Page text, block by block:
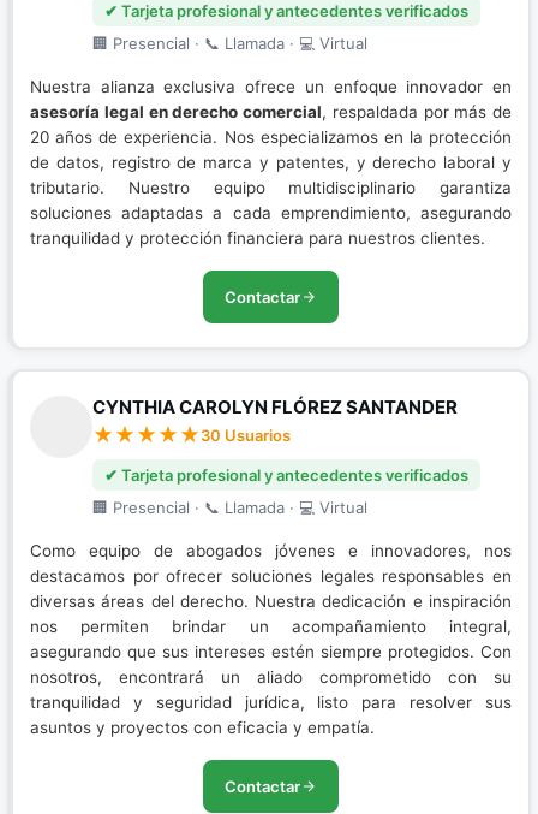
✔ Tarjeta profesional y antecedentes verificados
🏢 Presencial · 📞 Llamada · 💻 Virtual
Nuestra alianza exclusiva ofrece un enfoque innovador en
asesoría legal en derecho comercial, respaldada por más de
20 años de experiencia. Nos especializamos en la protección
de datos, registro de marca y patentes, y derecho laboral y
tributario. Nuestro equipo multidisciplinario garantiza
soluciones adaptadas a cada emprendimiento, asegurando
tranquilidad y protección financiera para nuestros clientes.
Contactar
CYNTHIA CAROLYN FLÓREZ SANTANDER
30 Usuarios
✔ Tarjeta profesional y antecedentes verificados
🏢 Presencial · 📞 Llamada · 💻 Virtual
Como equipo de abogados jóvenes e innovadores, nos
destacamos por ofrecer soluciones legales responsables en
diversas áreas del derecho. Nuestra dedicación e inspiración
nos permiten brindar un acompañamiento integral,
asegurando que sus intereses estén siempre protegidos. Con
nosotros, encontrará un aliado comprometido con su
tranquilidad y seguridad jurídica, listo para resolver sus
asuntos y proyectos con eficacia y empatía.
Contactar